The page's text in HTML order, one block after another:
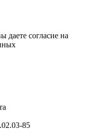
даете согласие на
85